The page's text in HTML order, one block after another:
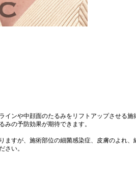
ンや中顔面のたるみをリフトアップさせる
の予防効果が期待できます。
すが、施術部位の細菌感染症、皮膚のよれ、
さい。